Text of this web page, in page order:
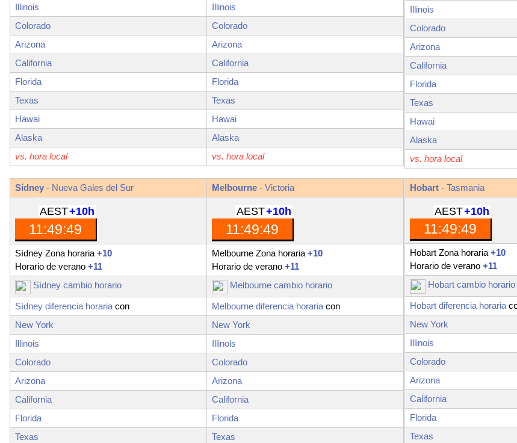
Illinois
Illinois
Colorado
Colorado
Arizona
Arizona
California
California
Florida
Florida
Texas
Texas
Hawai
Hawai
Alaska
Alaska
vs. hora local
vs. hora local
Illinois
Colorado
Arizona
California
Florida
Texas
Hawai
Alaska
vs. hora local
Sídney - Nueva Gales del Sur Melbourne - Victoria
AEST+10h
11:49:50
AEST+10h
11:49:50
Sídney Zona horaria+10
Horario de verano +11
Melbourne Zona horaria+10
Horario de verano +11
Sídney cambio horario
Melbourne cambio horario
Sídney diferencia horariacon Melbourne diferencia horariacon
New York
New York
Illinois
Illinois
Colorado
Colorado
Arizona
Arizona
California
California
Florida
Florida
Texas
Texas
Hobart- Tasmania
AEST+10h
11:49:50
Hobart Zona horaria+10
Horario de verano +11
Hobart cambio horario
Hobart diferencia horaria
New York
Illinois
Colorado
Arizona
California
Florida
Texas